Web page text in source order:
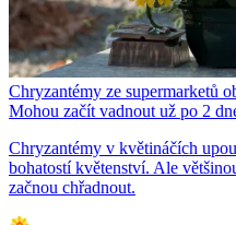
Chryzantémy ze supermarketů
Mohou začít vadnout už po 2
Chryzantémy v květináčích
bohatostí květenství. Ale
začnou chřadnout.